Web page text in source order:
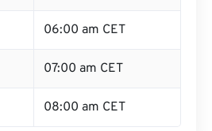
06:00 am CET
07:00 am CET
08:00 am CET